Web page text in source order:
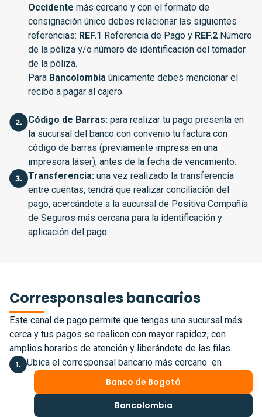
Occidente más cercano y con el formato de
consignación único debes relacionar las siguientes
referencias: REF.1 Referencia de Pago y REF.2 Número
de la póliza y/o número de identificación del tomador
de la póliza.
Para Bancolombia únicamente debes mencionar el
recibo a pagar al cajero.
Código de Barras: para realizar tu pago presenta en
la sucursal del banco con convenio tu factura con
código de barras (previamente impresa en una
impresora láser), antes de la fecha de vencimiento.
Transferencia: una vez realizado la transferencia
entre cuentas, tendrá que realizar conciliación del
pago, acercándote a la sucursal de Positiva Compañía
de Seguros más cercana para la identificación y
aplicación del pago.
Corresponsales bancarios
Este canal de pago permite que tengas una sucursal más
cerca y tus pagos se realicen con mayor rapidez, con
amplios horarios de atención y liberándote de las filas.
Ubica el corresponsal bancario más cercano en
Banco de Bogotá
Bancolombia